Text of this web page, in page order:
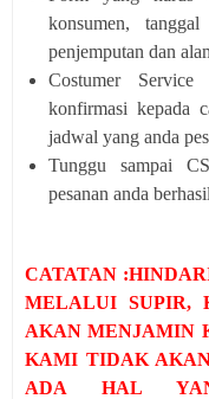
konsumen,
penjemputan dan
Costumer Service
konfirmasi kepada
jadwal yang anda
Tunggu sampai
pesanan anda
CATATAN
MELALUI SUPIR,
AKAN MENJAMIN
KAMI TIDAK
ADA HAL